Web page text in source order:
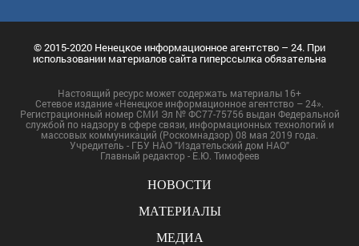
© 2015-2020 Ненецкое информационное агентство – 24. При
использовании материалов сайта гиперссылка обязательна
Настоящий ресурс может содержать материалы 16+
Сетевое издание «Ненецкое информационное агентство – 24».
Регистрационный номер СМИ Эл № ФС77-75756 выдан Федеральной
службой по надзору в сфере связи, информационных технологий и
массовых коммуникаций (Роскомнадзор) 08 мая 2019 года.
Учредитель - ГБУ НАО "Издательский дом НАО"
Главный редактор - Е.Ю. Тимофеев
НОВОСТИ
МАТЕРИАЛЫ
МЕДИА